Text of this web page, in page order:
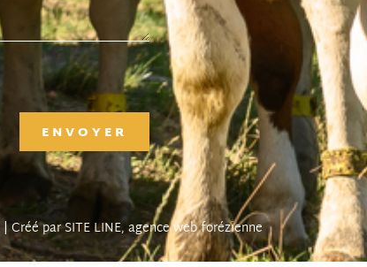
ENVOYER
| Créé par SITE LINE, agence webforézienne